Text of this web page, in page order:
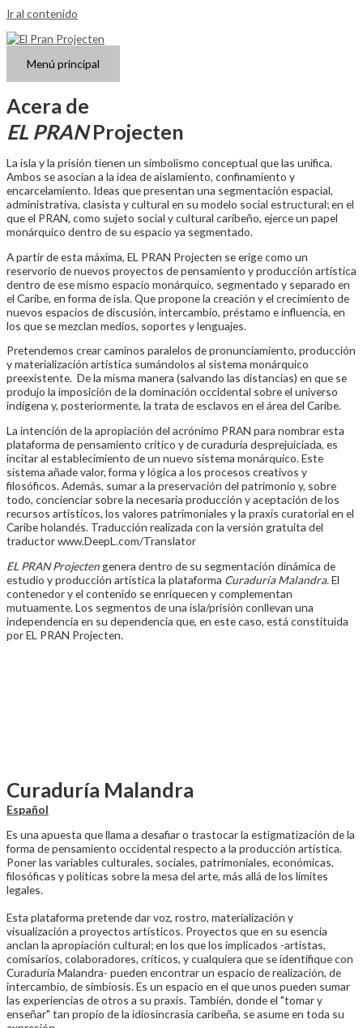
Ir al contenido
Menú principal
Acera de
EL PRANProjecten
La isla y la prisión tienen un simbolismo conceptual que las unifica.
Ambos se asocian a la idea de aislamiento, confinamiento y
encarcelamiento. Ideas que presentan una segmentación espacial,
administrativa, clasista y cultural en su modelo social estructural; en el
que el PRAN, como sujeto social y cultural caribeño, ejerce un papel
monárquico dentro de su espacio ya segmentado.
A partir de esta máxima, EL PRAN Projecten se erige como un
reservorio de nuevos proyectos de pensamiento y producción artística
dentro de ese mismo espacio monárquico, segmentado y separado en
el Caribe, en forma de isla. Que propone la creación y el crecimiento de
nuevos espacios de discusión, intercambio, préstamo e influencia, en
los que se mezclan medios, soportes y lenguajes.
Pretendemos crear caminos paralelos de pronunciamiento, producción
y materialización artística sumándolos al sistema monárquico
preexistente. De la misma manera (salvando las distancias) en que se
produjo la imposición de la dominación occidental sobre el universo
indígena y, posteriormente, la trata de esclavos en el área del Caribe.
La intención de la apropiación del acrónimo PRAN para nombrar esta
plataforma de pensamiento crítico y de curaduría desprejuiciada, es
incitar al establecimiento de un nuevo sistema monárquico. Este
sistema añade valor, forma y lógica a los procesos creativos y
filosóficos. Además, sumar a la preservación del patrimonio y, sobre
todo, concienciar sobre la necesaria producción y aceptación de los
recursos artísticos, los valores patrimoniales y la praxis curatorial en el
Caribe holandés. Traducción realizada con la versión gratuita del
traductor www.DeepL.com/Translator
EL PRAN Projectengenera dentro de su segmentación dinámica de
estudio y producción artística la plataforma Curaduría Malandra.El
contenedor y el contenido se enriquecen y complementan
mutuamente. Los segmentos de una isla/prisión conllevan una
independencia en su dependencia que, en este caso, está constituida
por EL PRAN Projecten.
Curaduría Malandra
Español
Es una apuesta que llama a desafiar o trastocar la estigmatización de la
forma de pensamiento occidental respecto a la producción artística.
Poner las variables culturales, sociales, patrimoniales, económicas,
filosóficas y políticas sobre la mesa del arte, más allá de los límites
legales.
Esta plataforma pretende dar voz, rostro, materialización y
visualización a proyectos artísticos. Proyectos que en su esencia
anclan la apropiación cultural; en los que los implicados -artistas,
comisarios, colaboradores, críticos, y cualquiera que se identifique con
Curaduría Malandra- pueden encontrar un espacio de realización, de
intercambio, de simbiosis. Es un espacio en el que unos pueden sumar
las experiencias de otros a su praxis. También, donde el "tomar y
enseñar" tan propio de la idiosincrasia caribeña, se asume en toda su